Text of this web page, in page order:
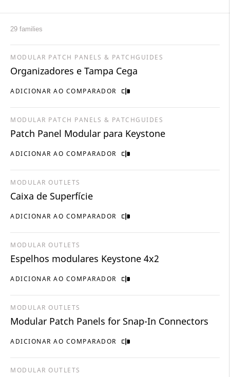
29 families
ADICIONAR AO COMPARADOR
MODULAR PATCH PANELS & PATCHGUIDES
Organizadores e Tampa Cega
ADICIONAR AO COMPARADOR
MODULAR PATCH PANELS & PATCHGUIDES
Patch Panel Modular para Keystone
ADICIONAR AO COMPARADOR
MODULAR OUTLETS
Caixa de Superfície
ADICIONAR AO COMPARADOR
MODULAR OUTLETS
Espelhos modulares Keystone 4x2
ADICIONAR AO COMPARADOR
MODULAR OUTLETS
Modular Patch Panels for Snap-In Connectors
MODULAR OUTLETS